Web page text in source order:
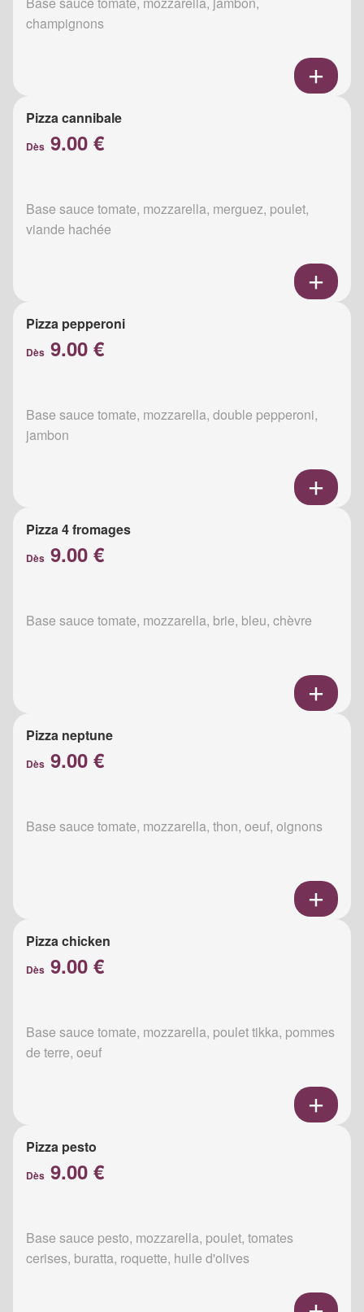
champignons
Pizza cannibale
Dès 9.00 €
Base sauce tomate, mozzarella, merguez, poulet,
viande hachée
Pizza pepperoni
Dès 9.00 €
Base sauce tomate, mozzarella, double pepperoni,
jambon
Pizza 4 fromages
Dès 9.00 €
Base sauce tomate, mozzarella, brie, bleu, chèvre
Pizza neptune
Dès 9.00 €
Base sauce tomate, mozzarella, thon, oeuf, oignons
Pizza chicken
Dès 9.00 €
Base sauce tomate, mozzarella, poulet tikka, pommes
de terre, oeuf
Pizza pesto
Dès 9.00 €
Base sauce pesto, mozzarella, poulet, tomates
cerises, buratta, roquette, huile d'olives